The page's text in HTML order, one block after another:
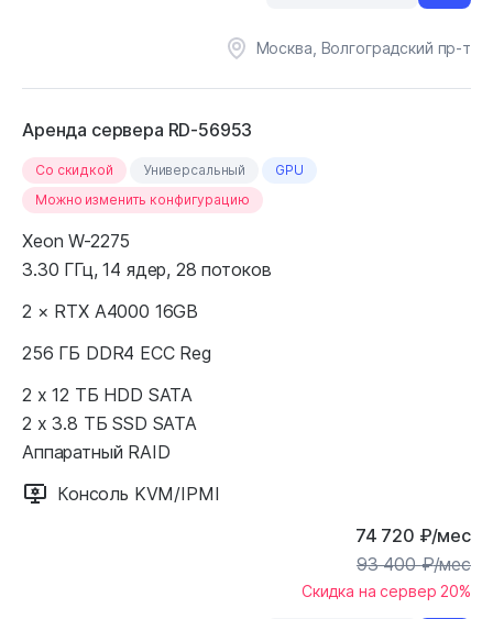
Москва, Волгоградский пр-т
Аренда сервера RD-56953
Cо скидкой Универсальный
GPU
Можно изменить конфигурацию
Xeon W-2275
3.30 ГГц, 14 ядер, 28 потоков
2 × RTX A4000 16GB
256 ГБ DDR4 ECC Reg
2 x 12 ТБ HDD SATA
2 x 3.8 ТБ SSD SATA
Аппаратный RAID
Консоль KVM/IPMI
74 720 ₽/мес
93 400₽/мес
Скидка на сервер 20%